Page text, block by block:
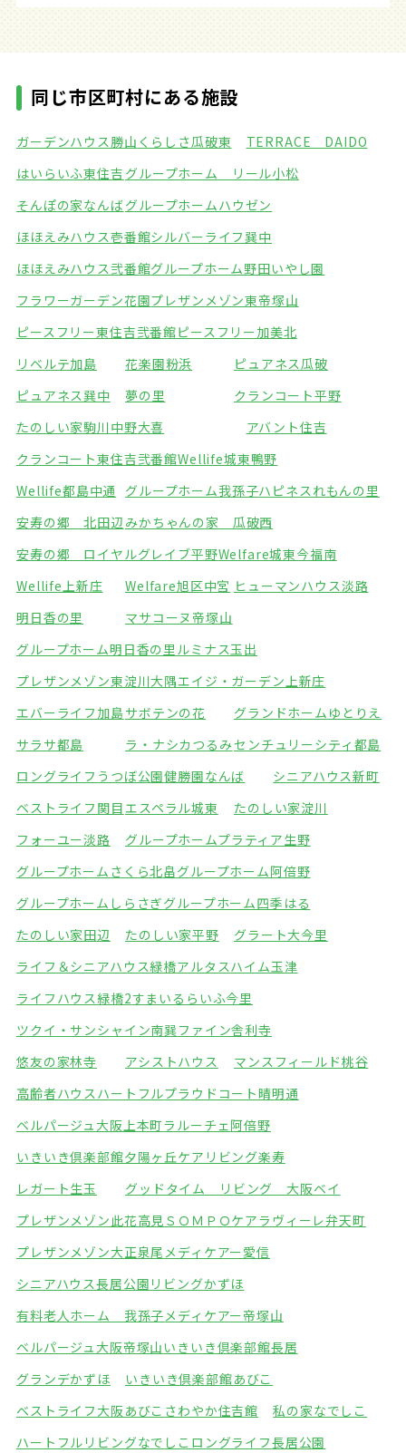
同じ市区町村にある施設
ガーデンハウス勝山 くらしさ瓜破東
TERRACE DAIDO
はいらいふ東住吉 グループホーム リール小松
そんぽの家なんばグループホームハウゼン
ほほえみハウス壱番館シルバーライフ巽中
ほほえみハウス弐番館グループホーム野田いやし園
フラワーガーデン花園プレザンメゾン東帝塚山
ピースフリー東住吉弐番館ピースフリー加美北
リベルテ加島
花楽園粉浜
ピュアネス瓜破
ピュアネス巽中
夢の里
クランコート平野
たのしい家駒川中野大喜
アバント住吉
クランコート東住吉弐番館Wellife城東鴨野
Wellife都島中通
グループホーム我孫子ハピネスれもんの里
安寿の郷 北田辺 みかちゃんの家 瓜破西
安寿の郷 ロイヤルグレイブ平野Welfare城東今福南
Wellife上新庄
Welfare旭区中宮 ヒューマンハウス淡路
明日香の里
マサコーヌ帝塚山
グループホーム明日香の里 ルミナス玉出
プレザンメゾン東淀川大隅エイジ・ガーデン上新庄
エバーライフ加島サボテンの花
グランドホームゆとりえ
サラサ都島
ラ・ナシカつるみセンチュリーシティ都島
ロングライフうつぼ公園健勝園なんば
シニアハウス新町
ベストライフ関目エスペラル城東
たのしい家淀川
フォーユー淡路
グループホームプラティア生野
グループホームさくら北畠グループホーム阿倍野
グループホームしらさぎグループホーム四季はる
たのしい家田辺
たのしい家平野
グラート大今里
ライフ＆シニアハウス緑橋アルタスハイム玉津
ライフハウス緑橋2すまいるらいふ今里
ツクイ・サンシャイン南巽ファイン舎利寺
悠友の家林寺
アシストハウス
マンスフィールド桃谷
高齢者ハウスハートフルプラウドコート晴明通
ベルパージュ大阪上本町ラルーチェ阿倍野
いきいき倶楽部館夕陽ヶ丘ケアリビング楽寿
レガート生玉
グッドタイム リビング 大阪ベイ
プレザンメゾン此花高見 ＳＯＭＰＯケアラヴィーレ弁天町
プレザンメゾン大正泉尾 メディケアー愛信
シニアハウス長居公園 リビングかずほ
有料老人ホーム 我孫子メディケアー帝塚山
ベルパージュ大阪帝塚山いきいき倶楽部館長居
グランデかずほ
いきいき倶楽部館あびこ
ベストライフ大阪あびこ さわやか住吉館
私の家なでしこ
ハートフルリビングなでしこ ロングライフ長居公園